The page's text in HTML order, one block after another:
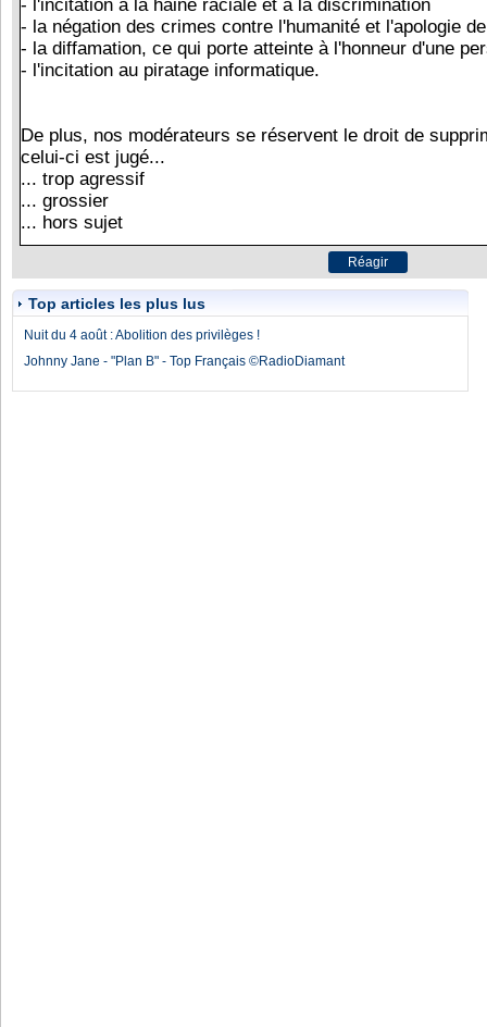
Top articles les plus lus
Nuit du 4 août : Abolition des privilèges !
Johnny Jane - "Plan B" - Top Français ©RadioDiamant